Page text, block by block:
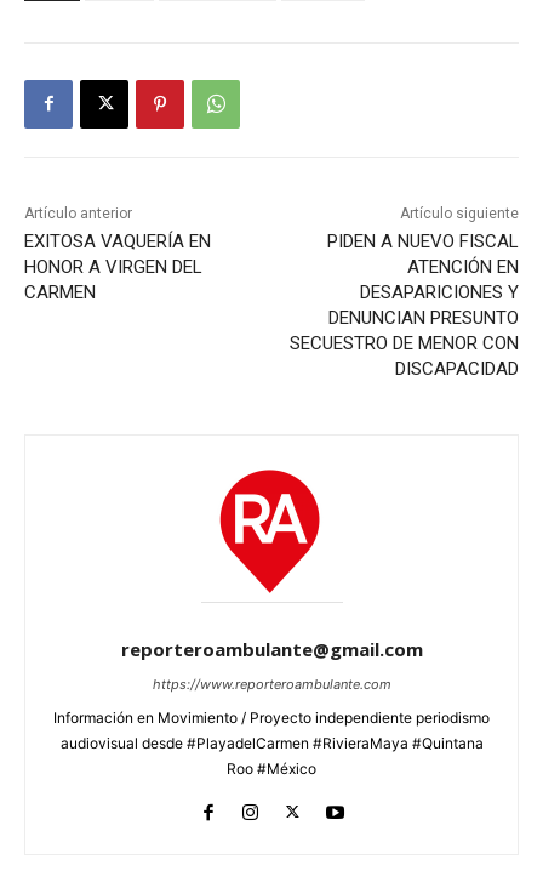
Artículo anterior
EXITOSA VAQUERÍA EN
HONOR A VIRGEN DEL
CARMEN
Artículo siguiente
PIDEN A NUEVO FISCAL
ATENCIÓN EN
DESAPARICIONES Y
DENUNCIAN PRESUNTO
SECUESTRO DE MENOR CON
DISCAPACIDAD
reporteroambulante@gmail.com
https://www.reporteroambulante.com
Información en Movimiento / Proyecto independiente periodismo
audiovisual desde #PlayadelCarmen #RivieraMaya #Quintana
Roo #México